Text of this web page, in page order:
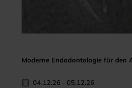
Moderne Endodontologie für den
04.12.26 - 05.12.26